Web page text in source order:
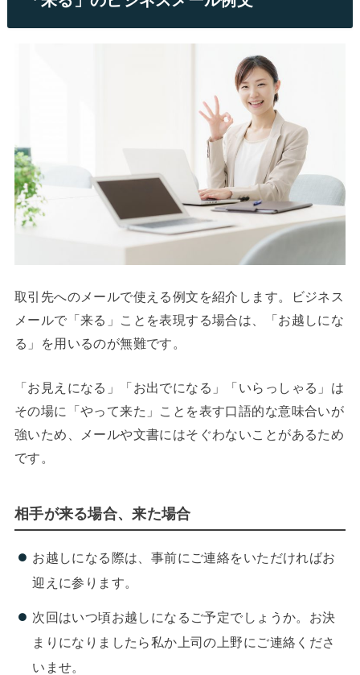
取引先へのメールで使える例文を紹介します。ビジネス
メールで「来る」ことを表現する場合は、「お越しにな
る」を用いるのが無難です。
「お見えになる」「お出でになる」「いらっしゃる」は
その場に「やって来た」ことを表す口語的な意味合いが
強いため、メールや文書にはそぐわないことがあるため
です。
相手が来る場合、来た場合
お越しになる際は、事前にご連絡をいただければお
迎えに参ります。
次回はいつ頃お越しになるご予定でしょうか。お決
まりになりましたら私か上司の上野にご連絡くださ
いませ。